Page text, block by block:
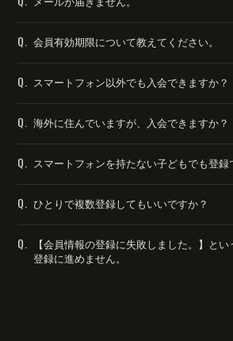
会員登録 ログイン
Q. 会員有効期限について教えてください。
Q. スマートフォン以外でも入会できますか？
Q. 海外に住んでいますが、入会できますか？
Q. スマートフォンを持たない子どもでも登録
Q. ひとりで複数登録してもいいですか？
Q.
【会員情報の登録に失敗しました。】と
登録に進めません。